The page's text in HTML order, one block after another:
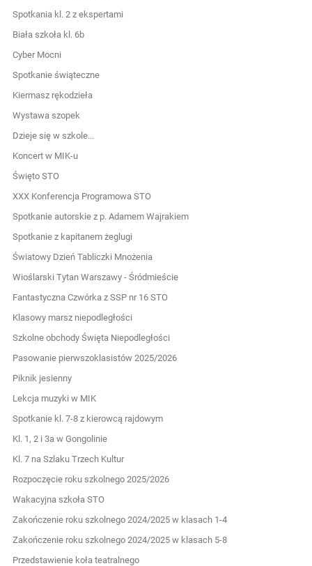
Spotkania kl. 2 z ekspertami
Biała szkoła kl. 6b
Cyber Mocni
Spotkanie świąteczne
Kiermasz rękodzieła
Wystawa szopek
Dzieje się w szkole...
Koncert w MIK-u
Święto STO
XXX Konferencja Programowa STO
Spotkanie autorskie z p. Adamem Wajrakiem
Spotkanie z kapitanem żeglugi
Światowy Dzień Tabliczki Mnożenia
Wioślarski Tytan Warszawy - Śródmieście
Fantastyczna Czwórka z SSP nr 16 STO
Klasowy marsz niepodległości
Szkolne obchody Święta Niepodległości
Pasowanie pierwszoklasistów 2025/2026
Piknik jesienny
Lekcja muzyki w MIK
Spotkanie kl. 7-8 z kierowcą rajdowym
Kl. 1, 2 i 3a w Gongolinie
Kl. 7 na Szlaku Trzech Kultur
Rozpoczęcie roku szkolnego 2025/2026
Wakacyjna szkoła STO
Zakończenie roku szkolnego 2024/2025 w klasach 1-4
Zakończenie roku szkolnego 2024/2025 w klasach 5-8
Przedstawienie koła teatralnego